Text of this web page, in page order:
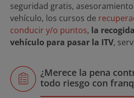
seguridad gratis,
vehículo, los cursos de
conducir y/o puntos, la
vehículo para pasar la ITV,
¿Merece la pena
todo riesgo con